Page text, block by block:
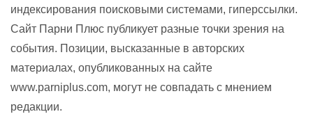
индексирования поисковыми системами, гиперссылки.
Сайт Парни Плюс публикует разные точки зрения на
события. Позиции, высказанные в авторских
материалах, опубликованных на сайте
www.parniplus.com, могут не совпадать с мнением
редакции.